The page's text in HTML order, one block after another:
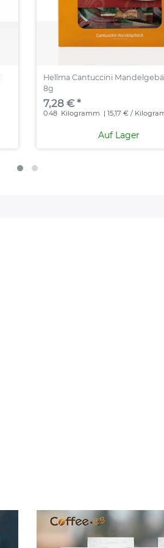
Hellma Cantuccini
8g
7,28 € *
0.48 Kilogramm | 15,17 € /
Auf Lager